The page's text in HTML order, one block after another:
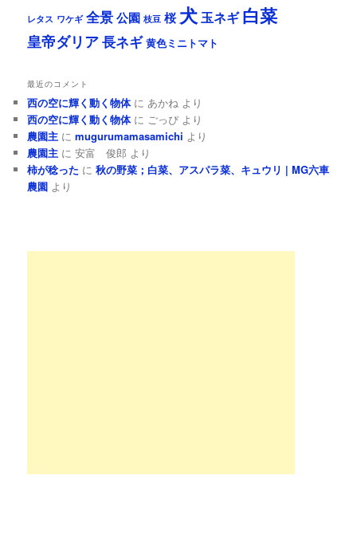
レタス ワケギ 全景公園 枝豆 桜 犬玉ネギ 白菜
皇帝ダリア長ネギ 黄色ミニトマト
最近のコメント
西の空に輝く動く物体にあかね より
西の空に輝く動く物体に ごっぴより
農園主 にmugurumamasamichi より
農園主 に安富 俊郎 より
柿が稔った に秋の野菜；白菜、アスパラ菜、キュウリ | MG六車
農園 より